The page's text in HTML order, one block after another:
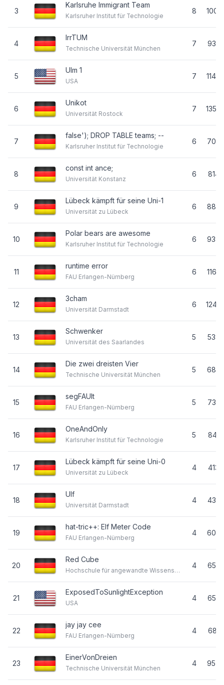
3
Karlsruhe Immigrant Team
Karlsruher Institut für Technologie
8 1001
4
IrrTUM
Technische Universität München
7 935
5
Ulm 1
USA
7 1146
6
Unikot
Universität Rostock
7 1350
7
false'); DROP TABLE teams; --
Karlsruher Institut für Technologie
6 700
8
const int ance;
Universität Konstanz
6 814
9
Lübeck kämpft für seine Uni-1
Universität zu Lübeck
6 880
10
Polar bears are awesome
Karlsruher Institut für Technologie
6 938
11
runtime error
FAU Erlangen-Nürnberg
6 1165
12
3cham
Universität Darmstadt
6 1249
13
Schwenker
Universität des Saarlandes
5 538
14
Die zwei dreisten Vier
Technische Universität München
5 688
15
segFAUlt
FAU Erlangen-Nürnberg
5 735
16
OneAndOnly
Karlsruher Institut für Technologie
5 841
17
Lübeck kämpft für seine Uni-0
Universität zu Lübeck
4 413
18
Ulf
Universität Darmstadt
4 435
19
hat-tric++: Elf Meter Code
FAU Erlangen-Nürnberg
4 605
20
Red Cube
Hochschule für angewandte Wissenschaften München
4 652
21
ExposedToSunlightException
USA
4 655
22
jay jay cee
FAU Erlangen-Nürnberg
4 681
23
EinerVonDreien
Technische Universität München
4 957